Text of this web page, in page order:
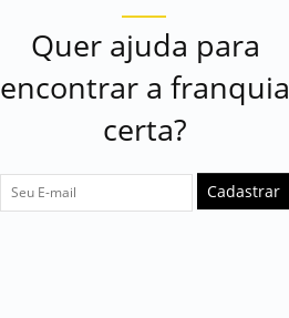
Quer ajuda para
encontrar a franquia
certa?
Cadastrar